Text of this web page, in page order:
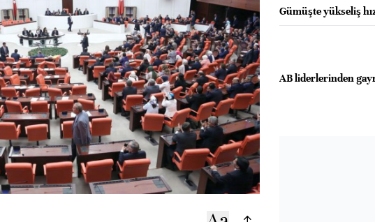
Gümüşte yükseliş
AB liderlerinden